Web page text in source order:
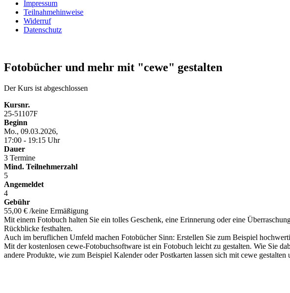
Impressum
Teilnahmehinweise
Widerruf
Datenschutz
Fotobücher und mehr mit "cewe" gestalten
Der Kurs ist abgeschlossen
Kursnr.
25-51107F
Beginn
Mo., 09.03.2026,
17:00 - 19:15 Uhr
Dauer
3 Termine
Mind. Teilnehmerzahl
5
Angemeldet
4
Gebühr
55,00 € /keine Ermäßigung
Mit einem Fotobuch halten Sie ein tolles Geschenk, eine Erinnerung oder eine
Rückblicke festhalten.
Auch im beruflichen Umfeld machen Fotobücher Sinn: Erstellen Sie zum Beispiel
Mit der kostenlosen cewe-Fotobuchsoftware ist ein Fotobuch leicht zu gestalten. Wie Sie
andere Produkte, wie zum Beispiel Kalender oder Postkarten lassen sich mit cewe